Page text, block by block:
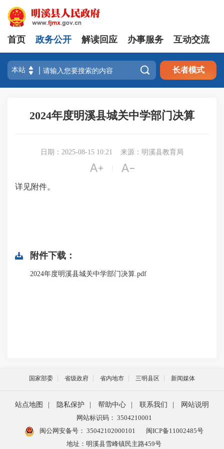
首页 政务公开 解读回应 办事服务 互动交流
 长者模式
2024年度明溪县城关中学部门决算
日期：2025-08-15 10:21 来源：明溪县教育局
 
详见附件。
附件下载：
2024年度明溪县城关中学部门决算.pdf
国家部委 省级政府 省内地市 三明县区 新闻媒体
站点地图 隐私保护 帮助中心 联系我们
网站说明
网站标识码： 3504210001
闽公网安备号： 35042102000101
闽ICP备11002485号
地址：明溪县雪峰镇民主路459号